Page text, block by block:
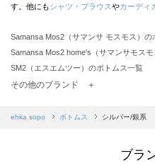
す。他にもシャツ・ブラウスやカーディ
Samansa Mos2（サマンサ モスモス）の
Samansa Mos2 home's（サマンサモス
SM2（エスエムツー）のボトムス一覧
TSUHARU by Samansa Mos2（ツハル
Samansa Mos2 blue（サマンサモスモス
sō4ū（ソウフォーユー）のボトムス一覧
その他のブランド ＋
ehka sopo ボトムス シルバー/銀系
ブラ